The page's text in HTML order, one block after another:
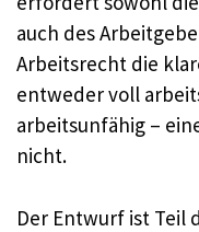
auch des
Arbeitsrecht die
entweder voll
arbeitsunfähig –
nicht.
Der Entwurf ist Teil